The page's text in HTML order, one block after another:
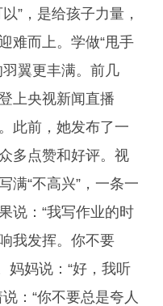
”，是给孩子力量，
难而上。学做“甩手
翼更丰满。前几
上央视新闻直播
此前，她发布了一
多点赞和好评。视
满“不高兴”，一条一
说：“我写作业的时
我发挥。你不要
妈妈说：“好，我听
：“你不要总是夸人